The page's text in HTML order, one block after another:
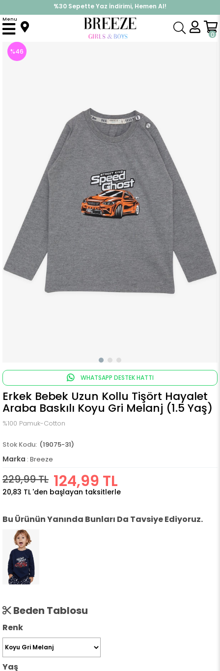
%30 Sepette Yaz İndirimi, Hemen Al!
İndirimlere ek %10 İndirimi Kap, Hemen Üye Ol!
0
Menu
Anasayfa Üst Giyim Uzun Kollu Tişört
%46
WHATSAPP DESTEK HATTI
Erkek Bebek Uzun Kollu Tişört Hayalet
Araba Baskılı Koyu Gri Melanj (1.5 Yaş)
%100 Pamuk-Cotton
(19075-31)
Marka : Breeze
229,99 TL 124,99 TL
20,83 TL 'den başlayan taksitlerle
Bu Ürünün Yanında Bunları Da Tavsiye Ediyoruz.
Beden Tablosu
Renk
Yaş